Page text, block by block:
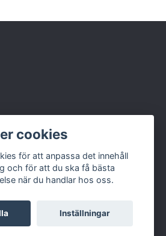
cookies
för att anpassa det innehåll
och för att du ska få bästa
när du handlar hos oss.
Inställningar